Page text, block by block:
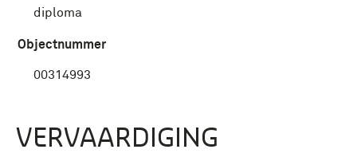
diploma
Objectnummer
00314993
VERVAARDIGING